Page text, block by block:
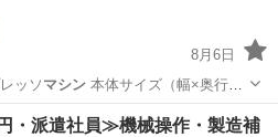
8月6日
ッソ マシン本体サイズ（幅×奥行×
ッチン家電
・派遣社員≫機械操作・製造補